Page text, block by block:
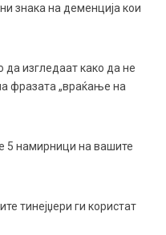
знака на деменција кои
да изгледаат како да не
фразата „враќање на
5 намирници на вашите
тинејџери ги користат